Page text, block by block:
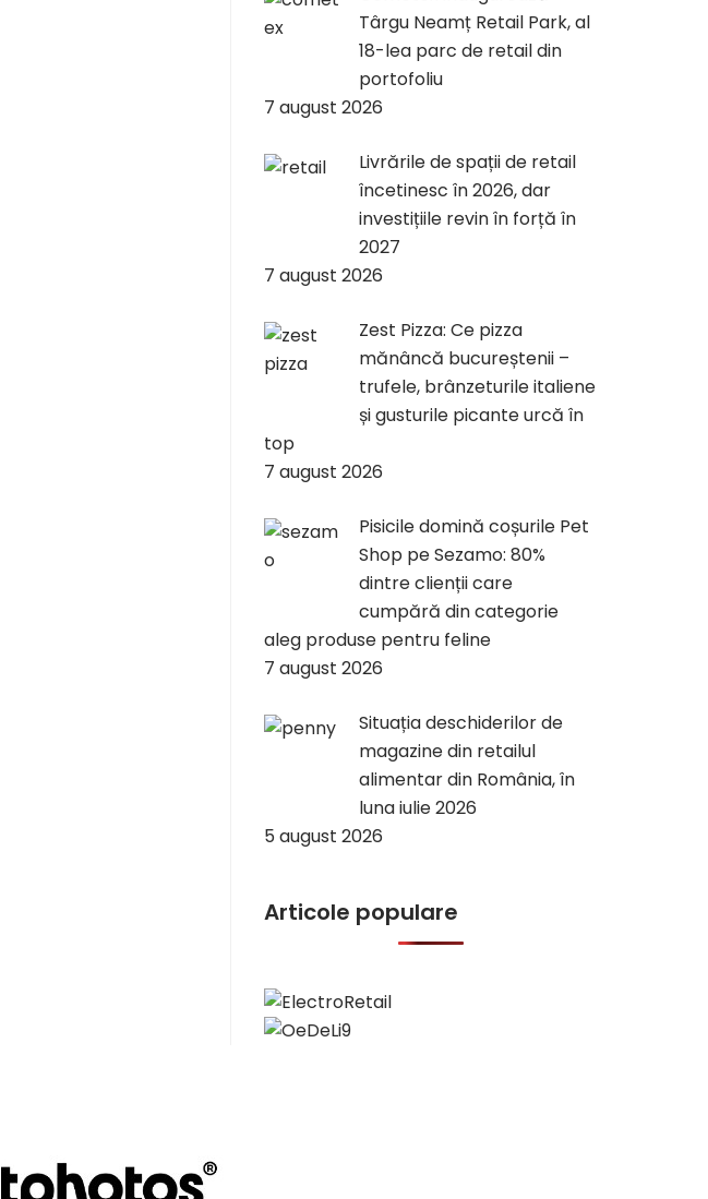
Târgu Neamț Retail Park, al
18-lea parc de retail din
portofoliu
7 august 2026
Livrările de spații de retail
încetinesc în 2026, dar
investițiile revin în forță în
2027
7 august 2026
Zest Pizza: Ce pizza
mănâncă bucureștenii –
trufele, brânzeturile italiene
și gusturile picante urcă în
top
7 august 2026
Pisicile domină coșurile Pet
Shop pe Sezamo: 80%
dintre clienții care
cumpără din categorie
aleg produse pentru feline
7 august 2026
Situația deschiderilor de
magazine din retailul
alimentar din România, în
luna iulie 2026
5 august 2026
Articole populare